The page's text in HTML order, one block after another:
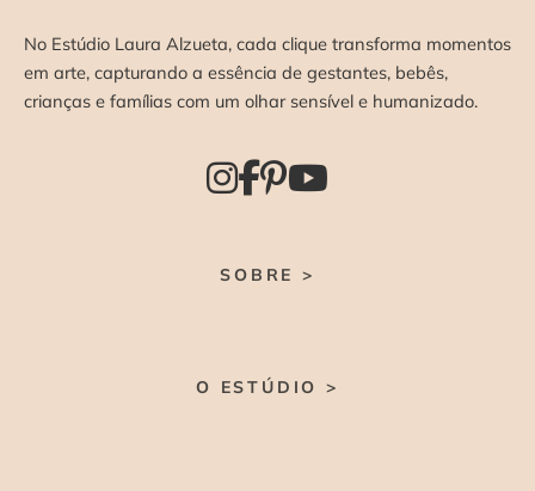
No Estúdio Laura Alzueta, cada clique transforma momentos
em arte, capturando a essência de gestantes, bebês,
crianças e famílias com um olhar sensível e humanizado.
SOBRE >
O ESTÚDIO >